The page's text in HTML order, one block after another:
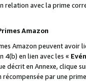
relation avec la prime
Amazon
Amazon peuvent avoir
4(b) en lien avec les «
décrit en Annexe, clique
par une